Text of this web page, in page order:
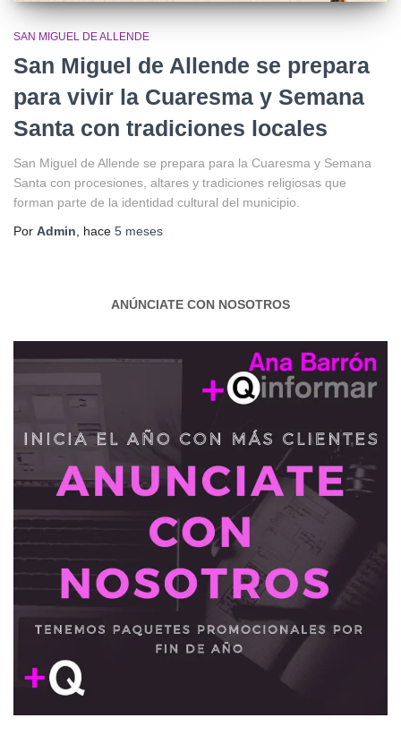
SAN MIGUEL DE ALLENDE
San Miguel de Allende se prepara
para vivir la Cuaresma y Semana
Santa con tradiciones locales
San Miguel de Allende se prepara para la Cuaresma y Semana
Santa con procesiones, altares y tradiciones religiosas que
forman parte de la identidad cultural del municipio.
Por Admin , hace 5 meses
ANÚNCIATE CON NOSOTROS